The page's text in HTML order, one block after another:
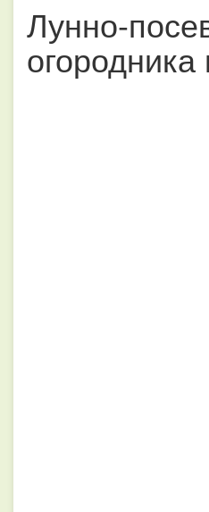
Лунно-